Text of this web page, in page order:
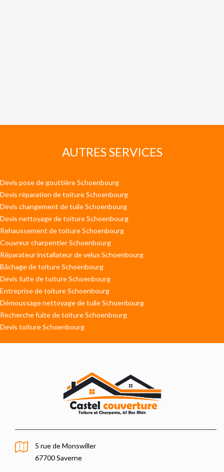
AUTRES SERVICES
Devis pose de gouttière Schoenbourg
Devis réparation de toiture Schoenbourg
Devis changement de tuile Schoenbourg
Devis nettoyage de toiture Schoenbourg
Rehaussement de toiture Schoenbourg
Couvreur charpentier Schoenbourg
Réparateur installateur de velux Schoenbourg
Bâchage de toiture Schoenbourg
Devis fuite de toiture Schoenbourg
Entreprise de toiture Schoenbourg
Démoussage nettoyage de tuile Schoenbourg
Recherche fuite de toiture Schoenbourg
Devis toiture Schoenbourg
5 rue de Monswiller
67700 Saverne